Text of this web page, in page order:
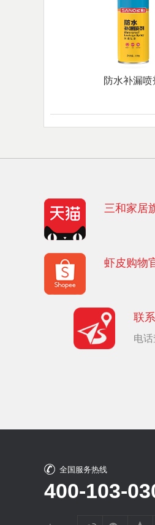
防水补漏喷
三和家居
虾皮购物
联
电
全国服务热线
400-103-